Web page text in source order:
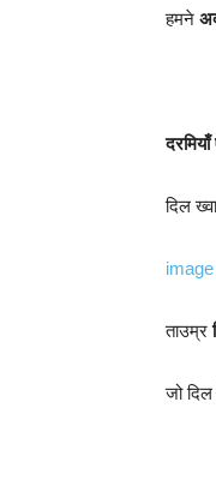
हमने
दिल
ताउम्र
जो